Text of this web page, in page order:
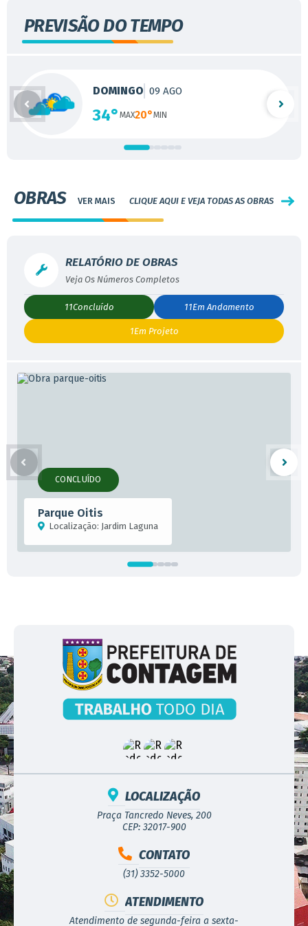
PREVISÃO DO TEMPO
DOMINGO 09 AGO
34° 20°
OBRAS CLIQUE AQUI E VEJA TODAS AS OBRAS
RELATÓRIO DE OBRAS
11Concluído 11Em Andamento
1Em Projeto
CONCLUÍDO
Parque Oitis
Localização: Jardim Laguna
LOCALIZAÇÃO
Praça Tancredo Neves, 200
CEP: 32017-900
CONTATO
(31) 3352-5000
ATENDIMENTO
Atendimento de segunda-feira a sexta-